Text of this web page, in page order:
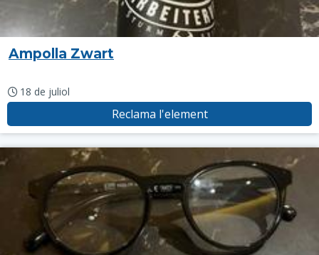
Ampolla Zwart
18 de juliol
Reclama l'element